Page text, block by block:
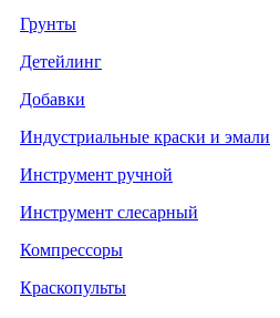
Грунты
Детейлинг
Добавки
Индустриальные краски и эмали
Инструмент ручной
Инструмент слесарный
Компрессоры
Краскопульты